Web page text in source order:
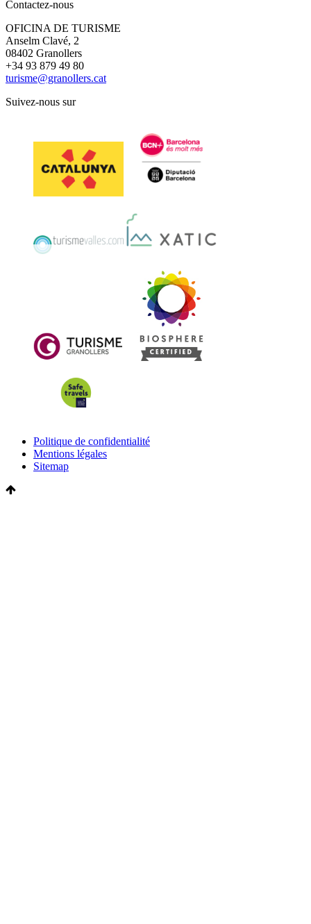
Contactez-nous
OFICINA DE TURISME
Anselm Clavé, 2
08402 Granollers
+34 93 879 49 80
turisme@granollers.cat
Suivez-nous sur
Politique de confidentialité
Mentions légales
Sitemap